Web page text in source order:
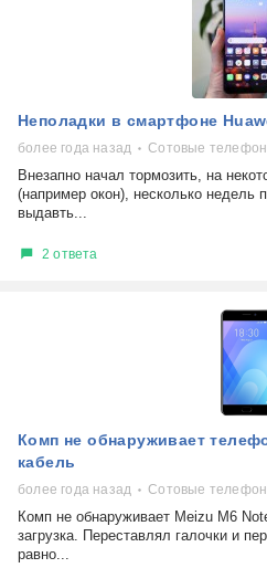
Неполадки в смартфоне
более года назад Сотовые
Внезапно начал тормозить, на
(например окон), несколько недель
выдавть...
2 ответа
Комп не обнаруживает
кабель
более года назад Сотовые
Комп не обнаруживает Meizu M6
загрузка. Переставлял галочки и
равно...